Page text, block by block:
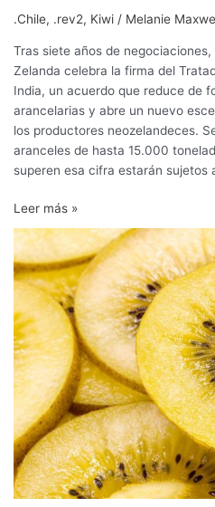
.Chile, .rev2, Kiwi / Melanie
Tras siete años de
Zelanda celebra la firma del
India, un acuerdo que reduce de
arancelarias y abre un nuevo
los productores neozelandeces.
aranceles de hasta 15.000
superen esa cifra estarán sujetos
de
Nueva
Zelanda
Leer más »
Urge
un
programa
mejoramiento
genético
de
kiwi
amarillo
para
la
realidad
chilena